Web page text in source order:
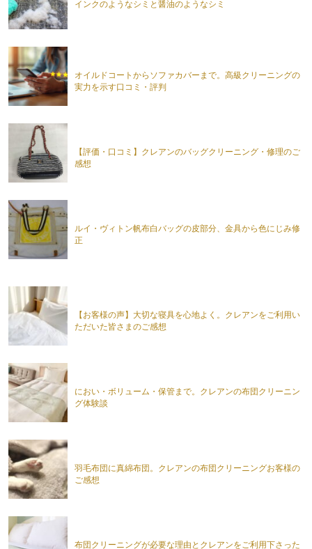
インクのようなシミと醤油のようなシミ
オイルドコートからソファカバーまで。高級クリーニングの
実力を示す口コミ・評判
【評価・口コミ】クレアンのバッグクリーニング・修理のご
感想
ルイ・ヴィトン帆布白バッグの皮部分、金具から色にじみ修
正
【お客様の声】大切な寝具を心地よく。クレアンをご利用い
ただいた皆さまのご感想
におい・ボリューム・保管まで。クレアンの布団クリーニン
グ体験談
羽毛布団に真綿布団。クレアンの布団クリーニングお客様の
ご感想
布団クリーニングが必要な理由とクレアンをご利用下さった